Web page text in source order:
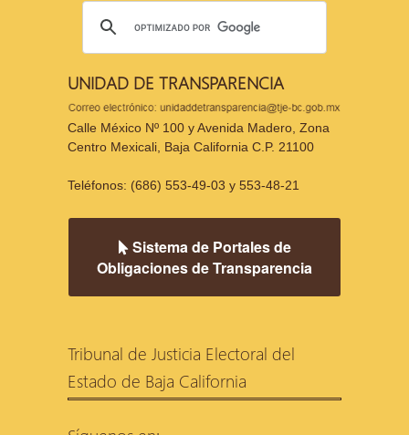
UNIDAD DE TRANSPARENCIA
Calle México Nº 100 y Avenida Madero, Zona
Centro Mexicali, Baja California C.P. 21100
Teléfonos: (686) 553-49-03 y 553-48-21
Sistema de Portales de
Obligaciones de Transparencia
Tribunal de Justicia Electoral del
Estado de Baja California